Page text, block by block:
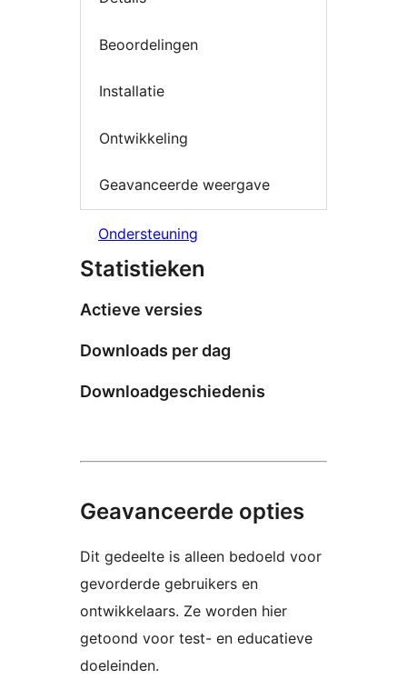
Beoordelingen
Installatie
Ontwikkeling
Geavanceerde weergave
Ondersteuning
Statistieken
Actieve versies
Downloads per dag
Downloadgeschiedenis
Geavanceerde opties
Dit gedeelte is alleen bedoeld voor
gevorderde gebruikers en
ontwikkelaars. Ze worden hier
getoond voor test- en educatieve
doeleinden.